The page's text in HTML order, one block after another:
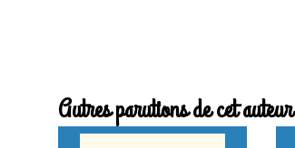
Autres parutions de cet auteur